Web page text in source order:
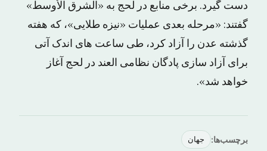
دست گیرد. برخی منابع در لحج به «الشرق الأوسط»
گفتند: «مرحله بعدی عملیات «نیزه طلایی»، که هفته
گذشته عدن را آزاد کرد، طی ساعت های اندک آتی
برای آزاد سازی پادگان نظامی العند در لحج آغاز
خواهد شد».
برچسب‌ها: جهان